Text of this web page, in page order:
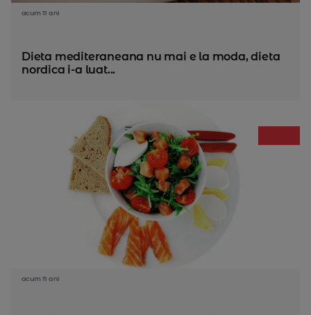
acum 11 ani
Dieta mediteraneana nu mai e la moda, dieta
nordica i-a luat...
acum 11 ani